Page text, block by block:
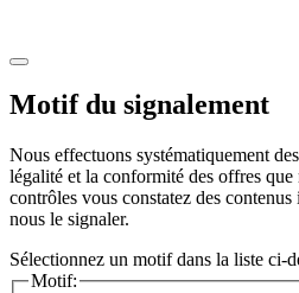
Motif du signalement
Nous effectuons systématiquement
légalité et la conformité des offres
contrôles vous constatez des
nous le signaler.
Sélectionnez un motif dans la liste ci-
Motif: